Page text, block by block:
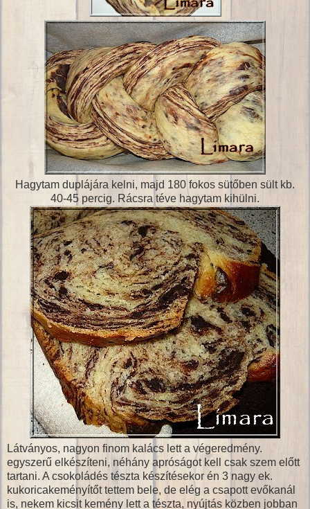
Hagytam duplájára kelni, majd 180 fokos sütőben sült kb.
40-45 percig. Rácsra téve hagytam kihülni.
Látványos, nagyon finom kalács lett a végeredmény.
egyszerű elkészíteni, néhány apróságot kell csak szem előtt
tartani. A csokoládés tészta készítésekor én 3 nagy ek.
kukoricakeményítőt tettem bele, de elég a csapott evőkanál
is, nekem kicsit kemény lett a tészta, nyújtás közben jobban